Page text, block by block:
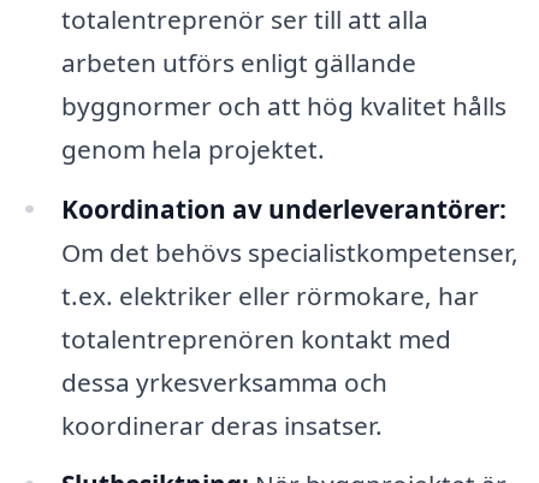
totalentreprenör ser till att alla
arbeten utförs enligt gällande
byggnormer och att hög kvalitet hålls
genom hela projektet.
Koordination av underleverantörer:
Om det behövs specialistkompetenser,
t.ex. elektriker eller rörmokare, har
totalentreprenören kontakt med
dessa yrkesverksamma och
koordinerar deras insatser.